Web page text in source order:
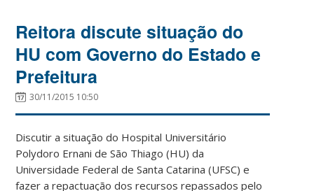
Reitora discute situação do
HU com Governo do Estado e
Prefeitura
30/11/2015 10:50
Discutir a situação do Hospital Universitário
Polydoro Ernani de São Thiago (HU) da
Universidade Federal de Santa Catarina (UFSC) e
fazer a repactuação dos recursos repassados pelo